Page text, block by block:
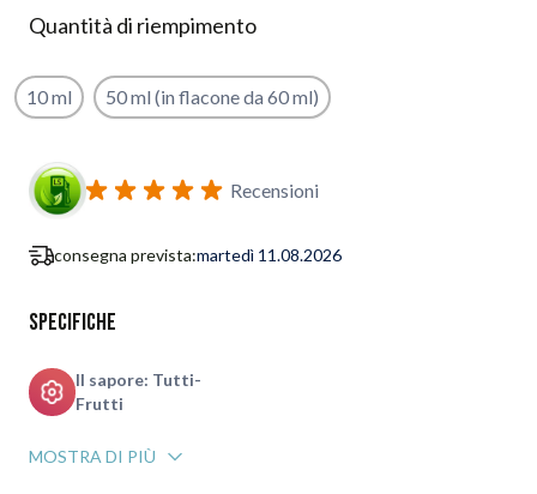
Quantità di riempimento
10 ml 50 ml (in flacone da 60 ml)
Iscriviti al modulo di notifica ritorno in stock
Recensioni
consegna prevista:martedì 11.08.2026
Specifiche
Il sapore: Tutti-
Frutti
MOSTRA DI PIÙ